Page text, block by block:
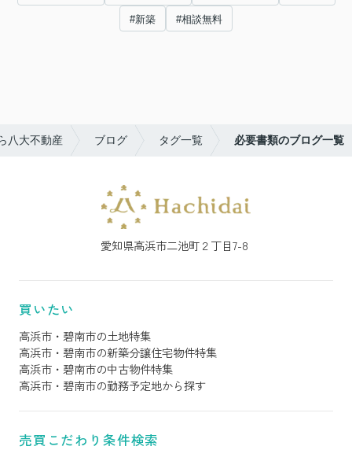
#新築 #相談無料
八大不動産 ブログ タグ一覧 必要書類のブログ一覧
愛知県高浜市二池町２丁目7-8
買いたい
高浜市・碧南市の土地特集
高浜市・碧南市の新築分譲住宅物件特集
高浜市・碧南市の中古物件特集
高浜市・碧南市の勤務予定地から探す
売買こだわり条件検索